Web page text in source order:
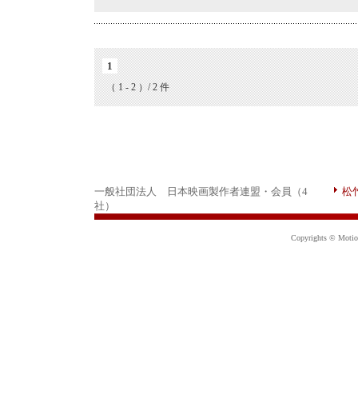
1
（ 1 - 2 ）/ 2 件
一般社団法人 日本映画製作者連盟・会員（4
社）
松
Copyrights ©